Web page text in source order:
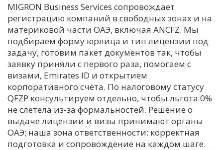
MIGRON Business Services сопровождает
регистрацию компаний в свободных зонах и на
материковой части ОАЭ, включая ANCFZ. Мы
подбираем форму юрлица и тип лицензии под
задачу, готовим пакет документов так, чтобы
заявку приняли с первого раза, помогаем с
визами, Emirates ID и открытием
корпоративного счёта. По налоговому статусу
QFZP консультируем отдельно, чтобы льгота 0%
не слетела из-за формальностей. Решение о
выдаче лицензии и визы принимают органы
ОАЭ; наша зона ответственности: корректная
подготовка и сопровождение на каждом шаге.